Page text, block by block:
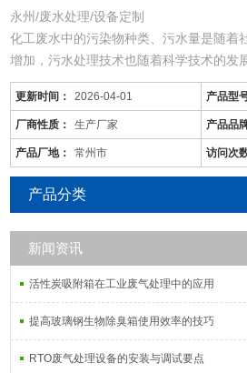
永州/废水处理/设备定制
化工废水中的污染物种类、污水量是随着
增加，污水处理技术也随着科学技术的发
化，同时，旧的污水处理技术也不断被革
工废水中的污染物是多种多样的，往往用
有的污染物去除殆尽的。用物化工艺将化
很大，而且运行成本较高；化工废水含较
性差，而且化工
更新时间： 2026-04-01 产品型
厂商性质： 生产厂家 产品品
产品厂地： 常州市 访问次
产品分类
新闻资讯
活性炭吸附箱在工业废气处理中的应用
提高玻璃钢生物除臭箱使用效率的技巧
RTO废气处理设备的安装与调试要点